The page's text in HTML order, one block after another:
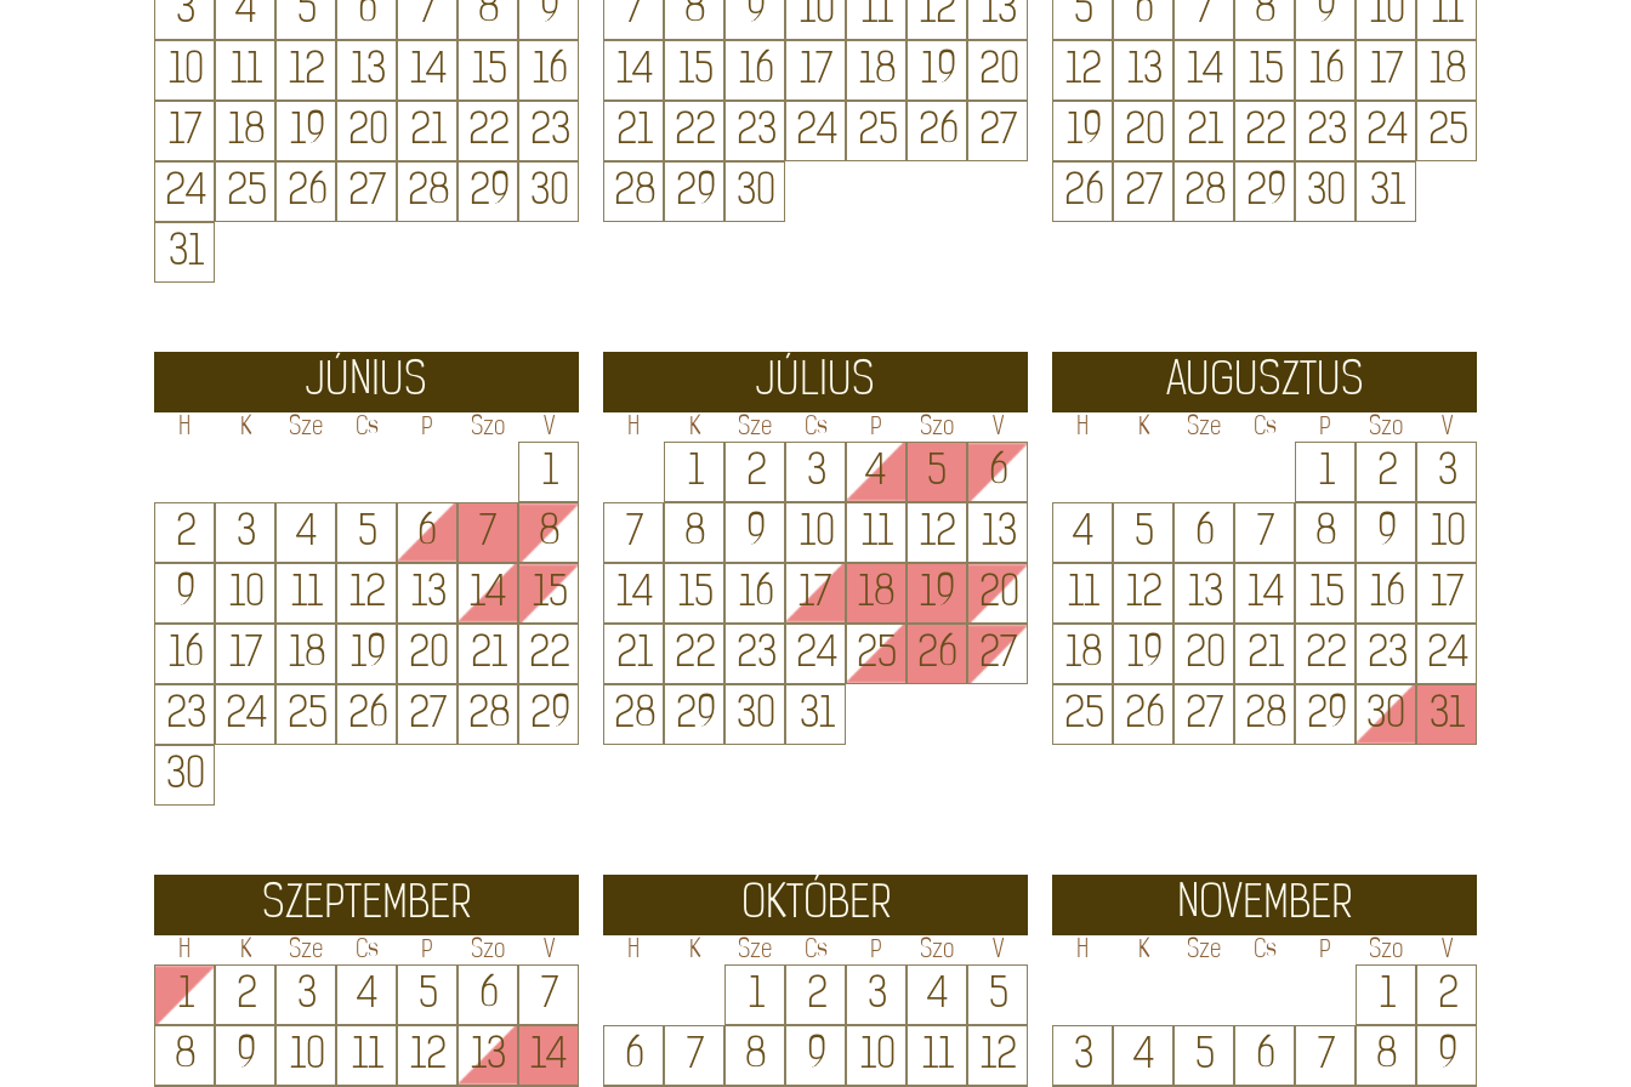
3 4 5 6 7 8
9
10
11 12 13 14 15
16
17
18 19 20 21 22 23
24 25 26 27 28 29 30
31
7 8 9 10 11 12
13
14 15 16 17 18 19 20
21 22 23 24 25 26 27
28 29 30
5 6 7 8 9 10
11
12
13 14 15 16 17
18
19 20 21 22 23 24 25
26 27 28 29 30 31
JÚNIUS
H K Sze Cs P Szo V
1
2
3 4 5 6 7
8
9
10 11 12 13 14
15
16
17 18 19 20 21 22
23 24 25 26 27 28 29
30
JÚLIUS
H K Sze Cs P Szo V
1 2 3 4 5
6
7
8 9 10 11 12
13
14 15 16 17 18 19
20
21 22 23 24 25 26 27
28 29 30 31
AUGUSZTUS
H K Sze Cs P Szo V
1 2
3
4
5 6 7 8 9
10
11
12 13 14 15 16
17
18 19 20 21 22 23 24
25 26 27 28 29 30 31
SZEPTEMBER
H K Sze Cs P Szo V
1 2 3 4 5 6
7
8
9 10 11 12 13 14
OKTÓBER
H K Sze Cs P Szo V
1 2 3 4
5
6
7 8 9 10 11 12
NOVEMBER
H K Sze Cs P Szo V
1
2
3
4 5 6 7 8 9